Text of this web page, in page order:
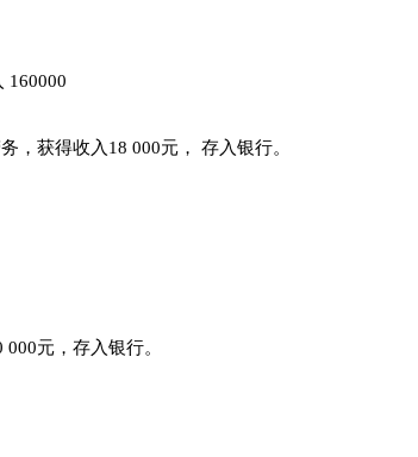
获得收入18 000元， 存入银行。
元，存入银行。